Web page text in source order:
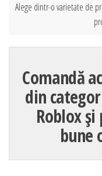
Alege dintr-o varietate de
Comandă
din
Roblox
bune